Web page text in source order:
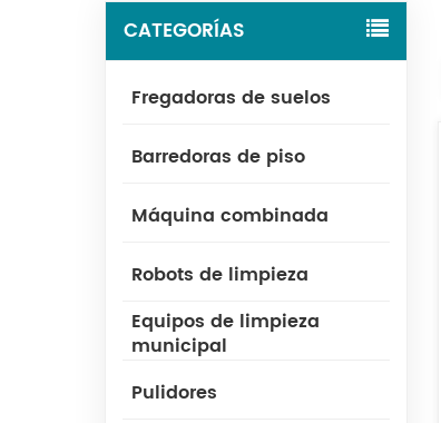
CATEGORÍAS
Fregadoras de suelos
Barredoras de piso
Máquina combinada
Robots de limpieza
Equipos de limpieza
municipal
Pulidores